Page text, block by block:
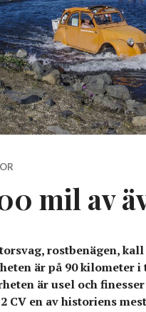
mil av
rostbenägen,
är på 90 kilometer i
är usel och
CV en av historiens